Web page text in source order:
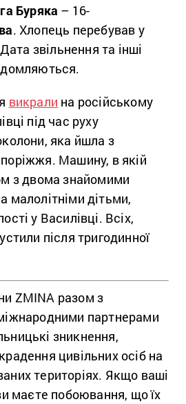
Буряка – 16-
. Хлопець перебував у
звільнення та інші
викрали на російському
під час руху
яка йшла з
Машину, в якій
з двома знайомими
малолітніми дітьми,
у Василівці. Всіх,
після тригодинної
ZMINA разом з
партнерами
зникнення,
цивільних осіб на
територіях. Якщо ваші
маєте побоювання, що їх